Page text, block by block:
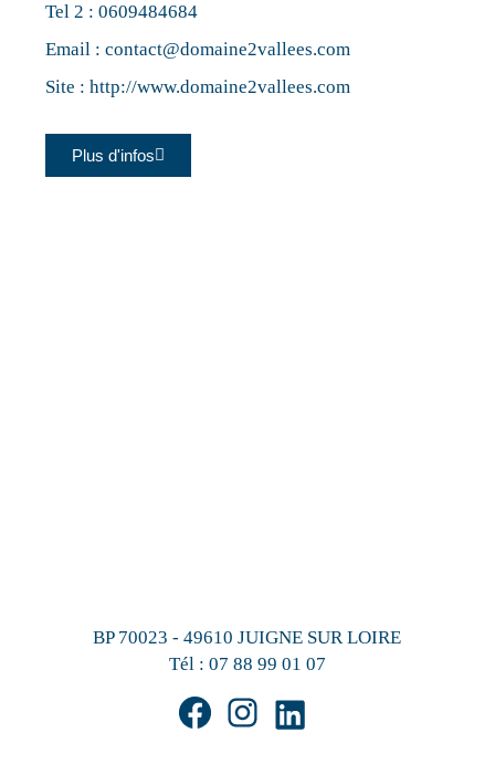
Tel 2 :0609484684
Email :contact@domaine2vallees.com
Site :http://www.domaine2vallees.com
Plus d'infos
BP 70023 - 49610 JUIGNE SUR LOIRE
Tél : 07 88 99 01 07